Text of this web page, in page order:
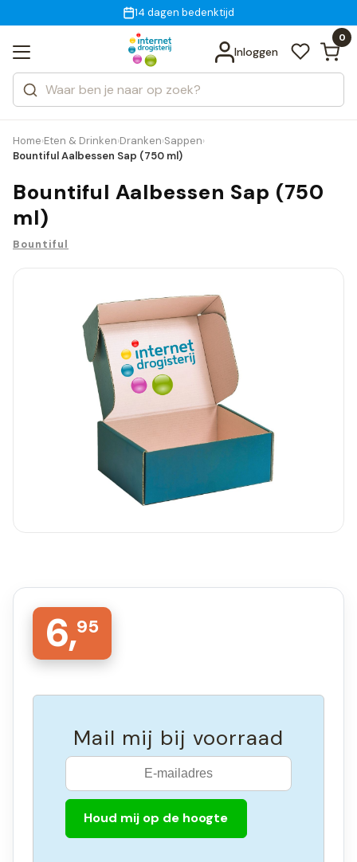
voor 18:00 uur besteld
Gratis bezorging
14 dagen bedenktijd
Inloggen
0
Zoeken
Categorieën
Merken
Bekijk alle resultaten
Home›Eten & Drinken›Dranken›Sappen›
Bountiful Aalbessen Sap (750 ml)
Bountiful Aalbessen Sap (750
ml)
Bountiful
6,95
Mail mij bij voorraad
Houd mij op de hoogte